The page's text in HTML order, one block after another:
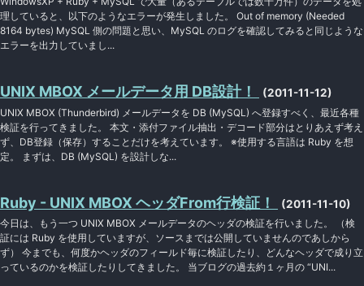
理していると、以下のようなエラーが発生しました。 Out of memory (Needed
8164 bytes) MySQL 側の問題と思い、MySQL のログを確認してみると同じような
エラーを出力していまし...
UNIX MBOX メールデータ用 DB設計！ (2011-11-12)
UNIX MBOX (Thunderbird) メールデータを DB (MySQL) へ登録すべく、最近各種
検証を行ってきました。 本文・添付ファイル抽出・デコード部分はとりあえず考え
ず、DB登録（保存）することだけを考えています。 ※使用する言語は Ruby を想
定。 まずは、DB (MySQL) を設計しな...
Ruby - UNIX MBOX ヘッダFrom行検証！ (2011-11-10)
今日は、もう一つ UNIX MBOX メールデータのヘッダの検証を行いました。 （検
証には Ruby を使用していますが、ソースまでは公開していませんのであしから
ず） 今までも、何度かヘッダのフィールド毎に検証したり、どんなヘッダで成り立
っているのかを検証したりしてきました。 当ブログの過去約１ヶ月の “UNI...